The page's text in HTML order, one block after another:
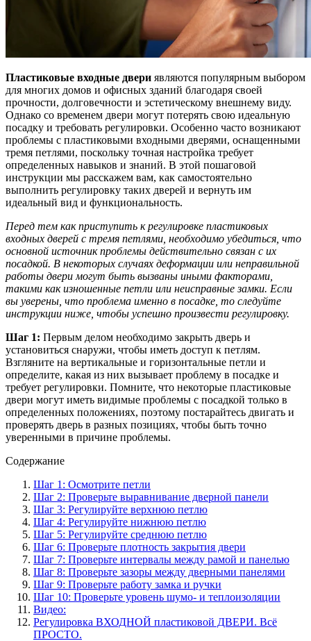
Пластиковые входные двери являются популярным выбором
для многих домов и офисных зданий благодаря своей
прочности, долговечности и эстетическому внешнему виду.
Однако со временем двери могут потерять свою идеальную
посадку и требовать регулировки. Особенно часто возникают
проблемы с пластиковыми входными дверями, оснащенными
тремя петлями, поскольку точная настройка требует
определенных навыков и знаний. В этой пошаговой
инструкции мы расскажем вам, как самостоятельно
выполнить регулировку таких дверей и вернуть им
идеальный вид и функциональность.
Перед тем как приступить к регулировке пластиковых
входных дверей с тремя петлями, необходимо убедиться, что
основной источник проблемы действительно связан с их
посадкой. В некоторых случаях деформации или неправильной
работы двери могут быть вызваны иными факторами,
такими как изношенные петли или неисправные замки. Если
вы уверены, что проблема именно в посадке, то следуйте
инструкции ниже, чтобы успешно произвести регулировку.
Шаг 1: Первым делом необходимо закрыть дверь и
установиться снаружи, чтобы иметь доступ к петлям.
Взгляните на вертикальные и горизонтальные петли и
определите, какая из них вызывает проблему в посадке и
требует регулировки. Помните, что некоторые пластиковые
двери могут иметь видимые проблемы с посадкой только в
определенных положениях, поэтому постарайтесь двигать и
проверять дверь в разных позициях, чтобы быть точно
уверенными в причине проблемы.
Содержание
Шаг 1: Осмотрите петли
Шаг 2: Проверьте выравнивание дверной панели
Шаг 3: Регулируйте верхнюю петлю
Шаг 4: Регулируйте нижнюю петлю
Шаг 5: Регулируйте среднюю петлю
Шаг 6: Проверьте плотность закрытия двери
Шаг 7: Проверьте интервалы между рамой и панелью
Шаг 8: Проверьте зазоры между дверными панелями
Шаг 9: Проверьте работу замка и ручки
Шаг 10: Проверьте уровень шумо- и теплоизоляции
Видео:
Регулировка ВХОДНОЙ пластиковой ДВЕРИ. Всё
ПРОСТО.